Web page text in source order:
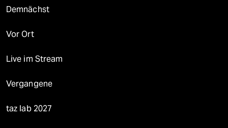
Demnächst
Vor Ort
Live im Stream
Vergangene
taz lab 2027